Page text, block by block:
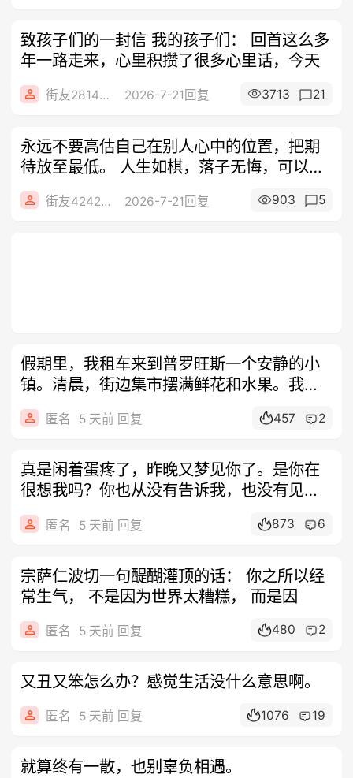
致孩子们的一封信 我的孩子们： 回首这么多
年一路走来，心里积攒了很多心里话，今天
街友28148683 2026-7-21回复 3713 21
永远不要高估自己在别人心中的位置，把期
待放至最低。 人生如棋，落子无悔，可以不
争
街友42424224 2026-7-21回复 903 5
假期里，我租车来到普罗旺斯一个安静的小
镇。清晨，街边集市摆满鲜花和水果。我正
在挑
匿名 5 天前 回复 457 2
真是闲着蛋疼了，昨晚又梦见你了。是你在
很想我吗？你也从没有告诉我，也没有见你
说
匿名 5 天前 回复 873 6
宗萨仁波切一句醍醐灌顶的话： ​你之所以经
常生气， 不是因为世界太糟糕， 而是因
匿名 5 天前 回复 480 2
又丑又笨怎么办？感觉生活没什么意思啊。
匿名 5 天前 回复 1076 19
就算终有一散，也别辜负相遇。